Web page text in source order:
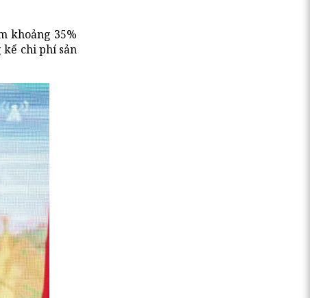
khoảng 35%
kể chi phí sản